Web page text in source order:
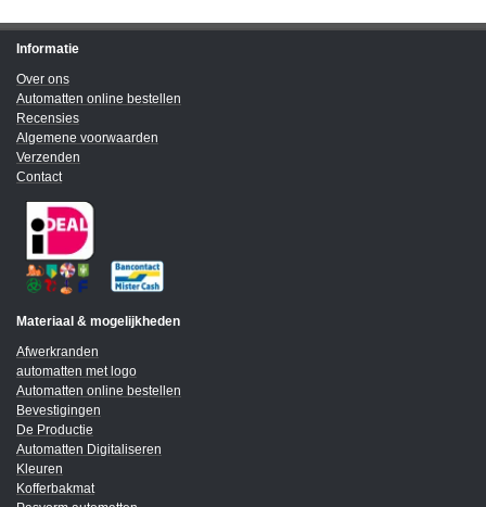
Informatie
Over ons
Automatten online bestellen
Recensies
Algemene voorwaarden
Verzenden
Contact
Materiaal & mogelijkheden
Afwerkranden
automatten met logo
Automatten online bestellen
Bevestigingen
De Productie
Automatten Digitaliseren
Kleuren
Kofferbakmat